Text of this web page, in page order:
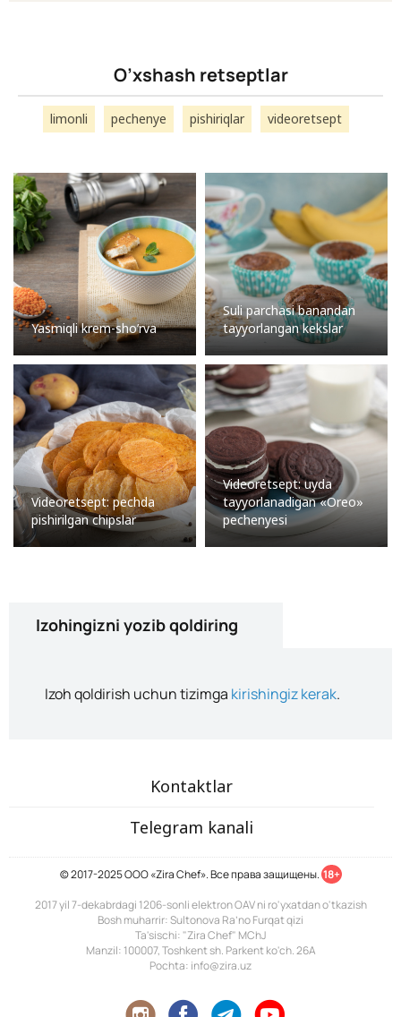
O’xshash retseptlar
limonli pechenye pishiriqlar videoretsept
Yasmiqli krem-sho’rva
Suli parchasi banandan
tayyorlangan kekslar
Videoretsept: pechda
pishirilgan chipslar
Videoretsept: uyda
tayyorlanadigan «Oreo»
pechenyesi
Izohingizni yozib qoldiring
Izoh qoldirish uchun tizimga kirishingiz kerak.
Kontaktlar
Telegram kanali
© 2017-2025 ООО «Zira Chef». Все права защищены. 18+
2017 yil 7-dekabrdagi 1206-sonli elektron OAV ni ro'yxatdan o'tkazish
Bosh muharrir: Sultonova Ra’no Furqat qizi
Ta'sischi: "Zira Chef" MChJ
Manzil: 100007, Toshkent sh. Parkent ko'ch. 26A
Pochta: info@zira.uz